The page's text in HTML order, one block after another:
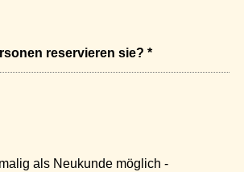
reservieren sie? *
als Neukunde möglich -